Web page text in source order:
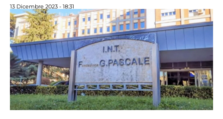
13 Dicembre 2023 - 18:31